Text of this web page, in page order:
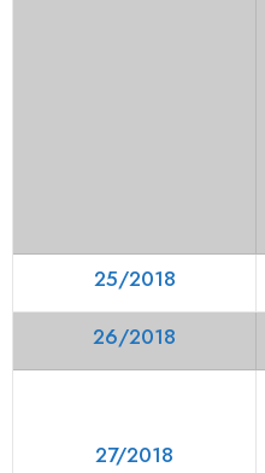
25/2018
26/2018
27/2018